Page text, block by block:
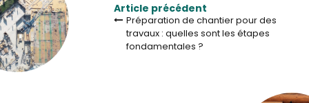
Article précédent
Préparation de chantier pour des
travaux : quelles sont les étapes
fondamentales ?